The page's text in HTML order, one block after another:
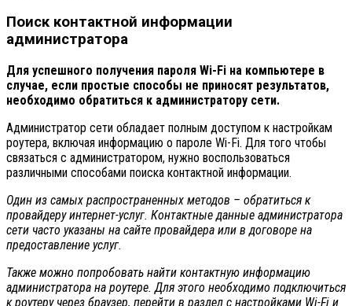
Поиск контактной информации
администратора
Для успешного получения пароля Wi-Fi на компьютере в
случае, если простые способы не приносят результатов,
необходимо обратиться к администратору сети.
Администратор сети обладает полным доступом к настройкам
роутера, включая информацию о пароле Wi-Fi. Для того чтобы
связаться с администратором, нужно воспользоваться
различными способами поиска контактной информации.
Один из самых распространенных методов – обратиться к
провайдеру интернет-услуг. Контактные данные администратора
сети часто указаны на сайте провайдера или в договоре на
предоставление услуг.
Также можно попробовать найти контактную информацию
администратора на роутере. Для этого необходимо подключиться
к роутеру через браузер, перейти в раздел с настройками Wi-Fi и